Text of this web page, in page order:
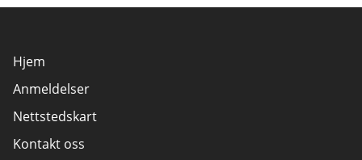
Hjem
Anmeldelser
Nettstedskart
Kontakt oss